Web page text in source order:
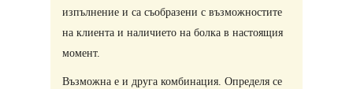
изпълнение и са съобразени с възможностите
на клиента и наличието на болка в настоящия
момент.
Възможна е и друга комбинация. Определя се